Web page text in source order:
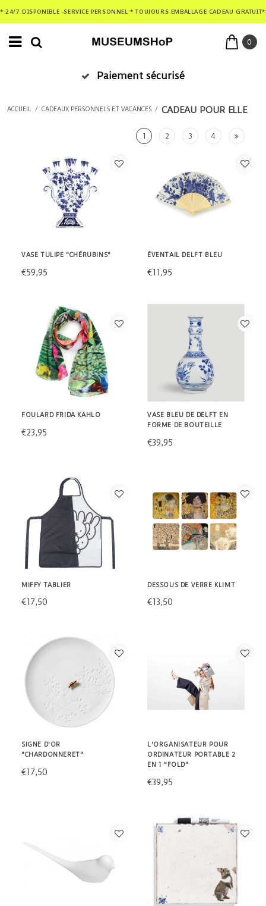
* 24/7 DISPONIBLE -SERVICE PERSONNEL * TOUJOURS EMBALLAGE CADEAU
0
Paiement sécurisé
ACCUEIL / CADEAUX PERSONNELS ET VACANCES / CADEAU POUR ELLE
1 2 3 4
VASE TULIPE "CHÉRUBINS"
€59,95
ÉVENTAIL DELFT BLEU
€11,95
FOULARD FRIDA KAHLO
€23,95
VASE BLEU DE DELFT EN
FORME DE BOUTEILLE
€39,95
MIFFY TABLIER
€17,50
DESSOUS DE VERRE KLIMT
€13,50
SIGNE D'OR
"CHARDONNERET"
€17,50
L'ORGANISATEUR POUR
ORDINATEUR PORTABLE 2
EN 1 "FOLD"
€39,95